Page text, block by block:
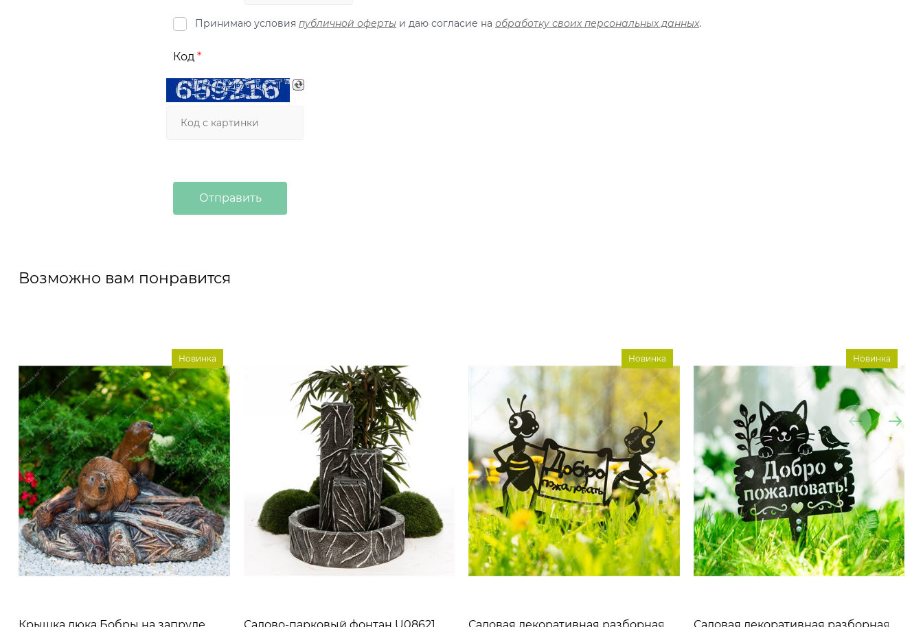
Принимаю условия публичной оферты и даю согласие на обработку своих персональных данных.
Код
Возможно вам понравится
Новинка Новинка Новинка